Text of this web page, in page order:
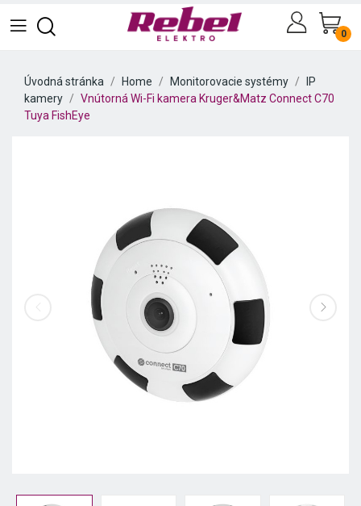
0
Úvodná stránka Home Monitorovacie systémy
IP
kamery
Vnútorná Wi-Fi kamera Kruger&Matz Connect C70
Tuya FishEye